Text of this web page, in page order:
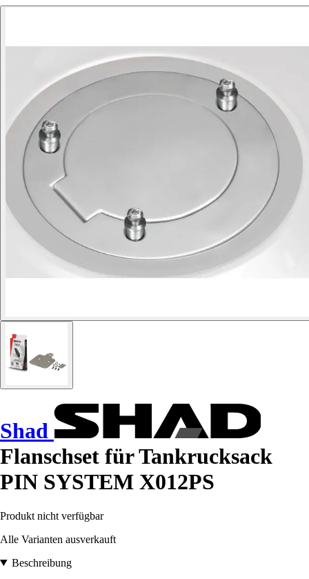
Shad
Flanschset für Tankrucksack
PIN SYSTEM X012PS
Produkt nicht verfügbar
Alle Varianten ausverkauft
Beschreibung